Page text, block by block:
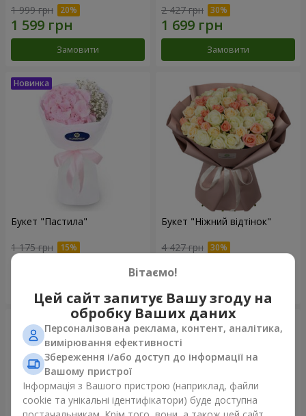
1 999 грн
Замовити
2 427 грн
Замовити
Букет "Пастила"
1 175 грн
Букет "Ніжний відтінок"
4 427 грн
Вітаємо!
Цей сайт запитує Вашу згоду на
обробку Ваших даних
Персоналізована реклама, контент, аналітика,
вимірювання ефективності
Збереження і/або доступ до інформації на
Вашому пристрої
Інформація з Вашого пристрою (наприклад, файли
cookie та унікальні ідентифікатори) буде доступна